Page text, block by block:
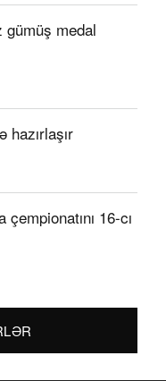
gümüş medal
hazırlaşır
16-cı